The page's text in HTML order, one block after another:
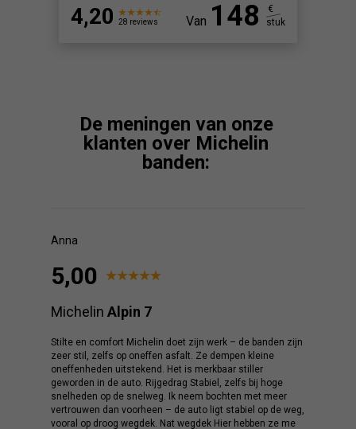
4,20 28 reviews Van 148
€
stuk
De meningen van onze
klanten over Michelin
banden:
Anna
5,00
Michelin Alpin 7
Stilte en comfort Michelin doet zijn werk – de banden zijn
zeer stil, zelfs op oneffen asfalt. Ze dempen kleine
oneffenheden uitstekend. Het is merkbaar stiller
geworden in de auto. Rijgedrag Stabiel, zelfs bij hoge
snelheden op de snelweg. Ik neem bochten met meer
vertrouwen dan voorheen – de auto ligt stabiel op de weg,
vooral op droog wegdek. Nat wegdek Hier hebben ze me